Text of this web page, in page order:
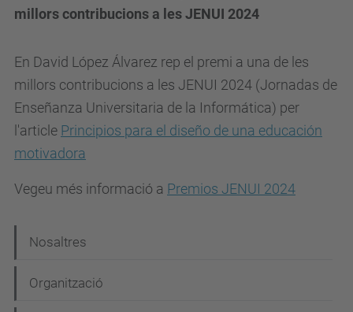
millors contribucions a les JENUI 2024
En David López Álvarez rep el premi a una de les
millors contribucions a les JENUI 2024 (Jornadas de
Enseñanza Universitaria de la Informática) per
l'article Principios para el diseño de una educación
motivadora
Vegeu més informació a Premios JENUI 2024
a
v
Nosaltres
Organització